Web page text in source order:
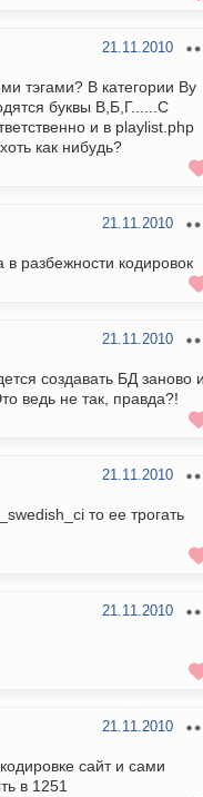
21.11.2010
тэгами? В категории By
буквы В,Б,Г......С
и в playlist.php
как нибудь?
21.11.2010
разбежности кодировок
21.11.2010
создавать БД заново
ведь не так, правда?!
21.11.2010
то ее трогать
21.11.2010
21.11.2010
сайт и сами
в 1251